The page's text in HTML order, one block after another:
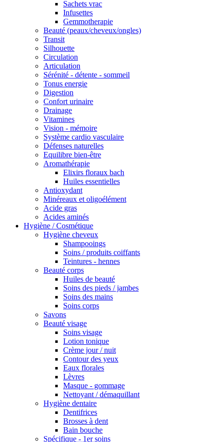
Sachets vrac
Infusettes
Gemmotherapie
Beauté (peaux/cheveux/ongles)
Transit
Silhouette
Circulation
Articulation
Sérénité - détente - sommeil
Tonus energie
Digestion
Confort urinaire
Drainage
Vitamines
Vision - mémoire
Système cardio vasculaire
Défenses naturelles
Equilibre bien-être
Aromathérapie
Elixirs floraux bach
Huiles essentielles
Antioxydant
Minéreaux et oligoélément
Acide gras
Acides aminés
Hygiène / Cosmétique
Hygiène cheveux
Shampooings
Soins / produits coiffants
Teintures - hennes
Beauté corps
Huiles de beauté
Soins des pieds / jambes
Soins des mains
Soins corps
Savons
Beauté visage
Soins visage
Lotion tonique
Crème jour / nuit
Contour des yeux
Eaux florales
Lèvres
Masque - gommage
Nettoyant / démaquillant
Hygiène dentaire
Dentifrices
Brosses à dent
Bain bouche
Spécifique - 1er soins